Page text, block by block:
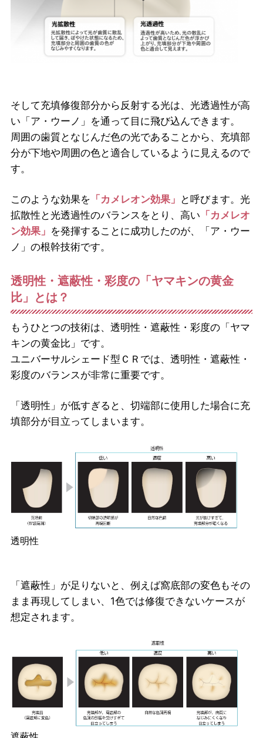
そして充填修復部分から反射する光は、光透過性が高
い「ア・ウーノ」を通って目に飛び込んできます。
周囲の歯質となじんだ色の光であることから、充填部
分が下地や周囲の色と適合しているように見えるので
す。
このような効果を 「カメレオン効果」 と呼びます。光
拡散性と光透過性のバランスをとり、高い 「カメレオ
ン効果」 を発揮することに成功したのが、「ア・ウー
ノ」の根幹技術です。
透明性・遮蔽性・彩度の「ヤマキンの黄金
比」とは？
もうひとつの技術は、透明性・遮蔽性・彩度の「ヤマ
キンの黄金比」です。
ユニバーサルシェード型ＣＲでは、透明性・遮蔽性・
彩度のバランスが非常に重要です。
「透明性」が低すぎると、切端部に使用した場合に充
填部分が目立ってしまいます。
透明性
「遮蔽性」が足りないと、例えば窩底部の変色もその
まま再現してしまい、1色では修復できないケースが
想定されます。